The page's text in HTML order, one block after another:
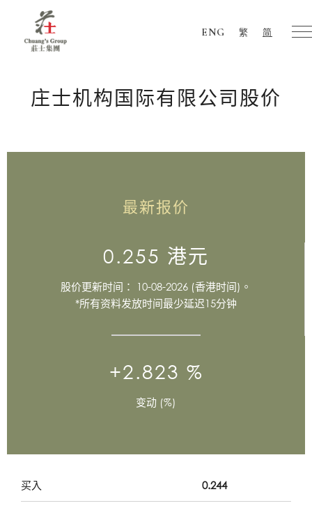
ENG 繁 简
庄士机构国际有限公司股价
最新报价
0.255 港元
股价更新时间： 10-08-2026 (香港时间)。
*所有资料发放时间最少延迟15分钟
+2.823 %
变动 (%)
买入 0.244